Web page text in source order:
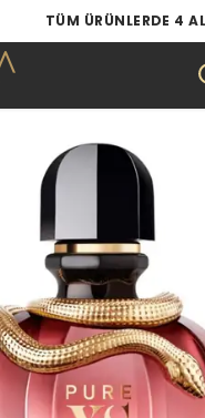
TÜM ÜRÜNLERDE 4 AL 3 ÖDE